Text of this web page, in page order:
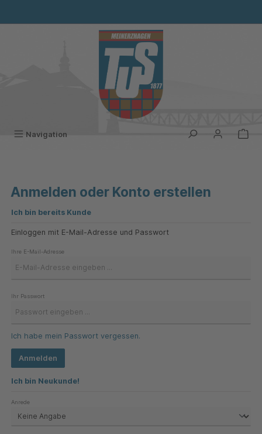
Navigation
Anmelden oder Konto erstellen
Ich bin bereits Kunde
Einloggen mit E-Mail-Adresse und Passwort
Ihre E-Mail-Adresse
Ihr Passwort
Ich habe mein Passwort vergessen.
Anmelden
Ich bin Neukunde!
Persönliche Informationen
Anrede